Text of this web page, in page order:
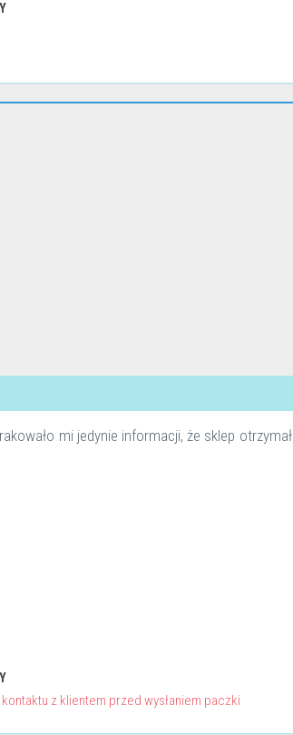
mi jedynie informacji, że sklep otrzymał
z klientem przed wysłaniem paczki